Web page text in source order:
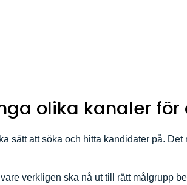
olika kanaler
sätt att söka och hitta kandidater på.
verkligen ska nå ut till rätt målgrupp